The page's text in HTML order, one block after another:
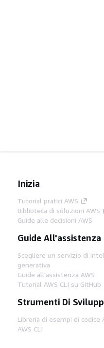
Inizia
Tutorial pratici AWS
Biblioteca di soluzioni AWS
Guide alle decisioni AWS
Guide All'assistenza
Scegliere un servizio di
generativa
Guide all'assistenza AWS
Tutorial AWS CLI su GitHub
Strumenti Di
Libreria di esempi di codice
AWS CLI